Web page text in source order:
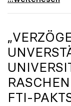
FTI-